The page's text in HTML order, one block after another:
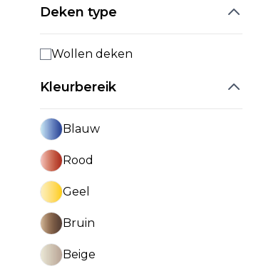
Deken type
Wollen deken
Kleurbereik
Blauw
Rood
Geel
Bruin
Beige